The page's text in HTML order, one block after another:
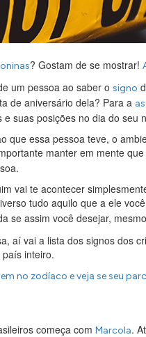
? Gostam de se mostrar!
um pessoa ao saber o signo
de aniversário dela? Para a
suas posições no dia do seu
que essa pessoa teve, o
manter em mente
vai te acontecer
tudo aquilo que a ele
se assim você desejar,
aí vai a lista dos signos dos
inteiro.
no zodíaco e veja se seu
começa com Marcola.